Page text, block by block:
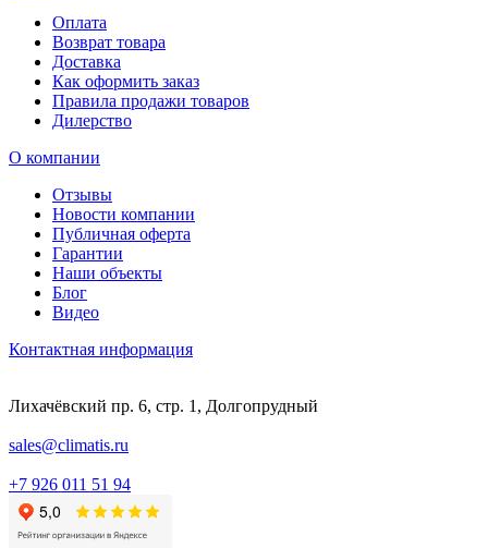
Оплата
Возврат товара
Доставка
Как оформить заказ
Правила продажи товаров
Дилерство
О компании
Отзывы
Новости компании
Публичная оферта
Гарантии
Наши объекты
Блог
Видео
Контактная информация
Лихачёвский пр. 6, стр. 1, Долгопрудный
sales@climatis.ru
+7 926 011 51 94